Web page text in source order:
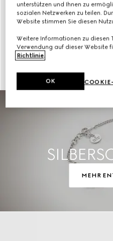
MEHR
unterstützen und Ihnen zu
sozialen Netzwerken zu teilen.
Website stimmen Sie diesen
Weitere Informationen zu diesen
Verwendung auf dieser Website
Richtlinie.
OK